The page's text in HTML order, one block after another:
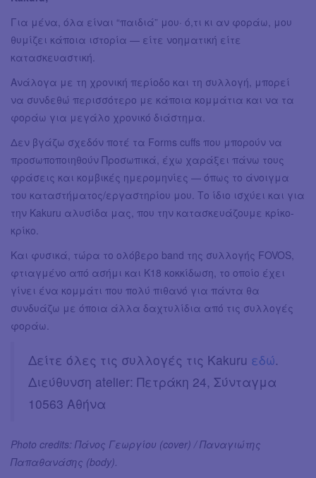
Για μένα, όλα είναι “παιδιά” μου· ό,τι κι αν φοράω, μου
θυμίζει κάποια ιστορία — είτε νοηματική είτε
κατασκευαστική.
Ανάλογα με τη χρονική περίοδο και τη συλλογή, μπορεί
να συνδεθώ περισσότερο με κάποια κομμάτια και να τα
φοράω για μεγάλο χρονικό διάστημα.
Δεν βγάζω σχεδόν ποτέ τα Forms cuffs που μπορούν να
προσωποποιηθούν Προσωπικά, έχω χαράξει πάνω τους
φράσεις και κομβικές ημερομηνίες — όπως το άνοιγμα
του καταστήματος/εργαστηρίου μου. Το ίδιο ισχύει και για
την Kakuru αλυσίδα μας, που την κατασκευάζουμε κρίκο-
κρίκο.
Και φυσικά, τώρα το ολόβερο band της συλλογής FOVOS,
φτιαγμένο από ασήμι και K18 κοκκίδωση, το οποίο έχει
γίνει ένα κομμάτι που πολύ πιθανό για πάντα θα
συνδυάζω με όποια άλλα δαχτυλίδια από τις συλλογές
φοράω.
Δείτε όλες τις συλλογές τις Kakuru εδώ.
Διεύθυνση atelier: Πετράκη 24, Σύνταγμα
10563 Αθήνα
Photo credits: Πάνος Γεωργίου (cover) / Παναγιώτης
Παπαθανάσης (body).